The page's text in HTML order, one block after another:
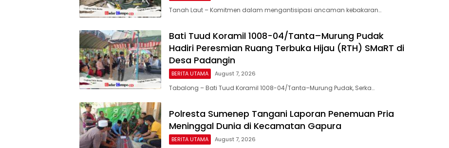
Tanah Laut – Komitmen dalam mengantisipasi ancaman kebakaran…
Bati Tuud Koramil 1008-04/Tanta–Murung Pudak
Hadiri Peresmian Ruang Terbuka Hijau (RTH) SMaRT di
Desa Padangin
BERITA UTAMA August 7, 2026
Tabalong – Bati Tuud Koramil 1008-04/Tanta–Murung Pudak, Serka…
Polresta Sumenep Tangani Laporan Penemuan Pria
Meninggal Dunia di Kecamatan Gapura
BERITA UTAMA August 7, 2026